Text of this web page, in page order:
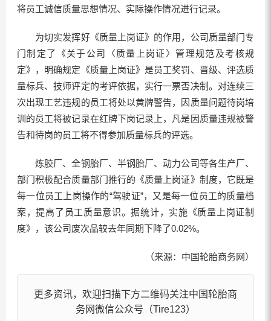
将员工诚信质量思想情况、实际操作情况进行记录。
为切实发挥好《质量上岗证》的作用，公司质量部门专
门制定了《关于公司〈质量上岗证〉管理规范及考核规
定》，明确规定《质量上岗证》是员工奖罚、晋级、评选质
量标兵、技师评定的考评依据，实行一票否决制。对连续三
次出现工艺违规的员工将处以黄牌警告，因质量问题待岗培
训的员工将被记录在红牌下岗记录上，凡是因质量违规被警
告和待岗的员工将不得参加质量标兵的评选。
炼胶厂、全钢胎厂、半钢胎厂、动力公司等各生产厂、
部门积极配合质量部门推行的《质量上岗证》制度，它既是
每一位员工上岗操作的“驾驶证”，又是每一位员工的质量档
案，提高了员工质量意识。据统计，实施《质量上岗证制
度》，该公司废次品较去年同期下降了0.02%。
（来源：中国轮胎商务网）
更多资讯，欢迎扫描下方二维码关注中国轮胎商
务网微信公众号（Tire123）